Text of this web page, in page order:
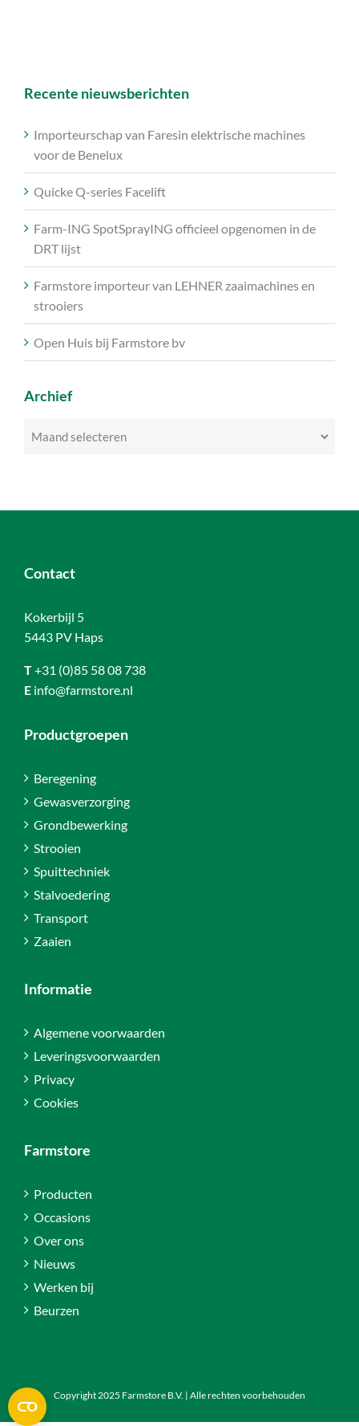
Recente nieuwsberichten
Importeurschap van Faresin elektrische machines
voor de Benelux
Quicke Q-series Facelift
Farm-ING SpotSprayING officieel opgenomen in de
DRT lijst
Farmstore importeur van LEHNER zaaimachines en
strooiers
Open Huis bij Farmstore bv
Archief
Contact
Kokerbijl 5
5443 PV Haps
T+31 (0)85 58 08 738
E info@farmstore.nl
Productgroepen
Beregening
Gewasverzorging
Grondbewerking
Strooien
Spuittechniek
Stalvoedering
Transport
Zaaien
Informatie
Algemene voorwaarden
Leveringsvoorwaarden
Privacy
Cookies
Farmstore
Producten
Occasions
Over ons
Nieuws
Werken bij
Beurzen
Copyright 2025 Farmstore B.V. | Alle rechten voorbehouden